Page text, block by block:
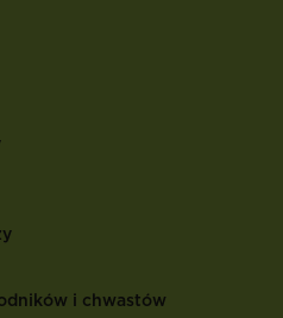
i chwastów